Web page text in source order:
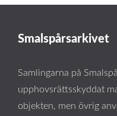
Smalspårsarkivet
Samlingarna på
upphovsrättsskyddat
objekten, men övrig